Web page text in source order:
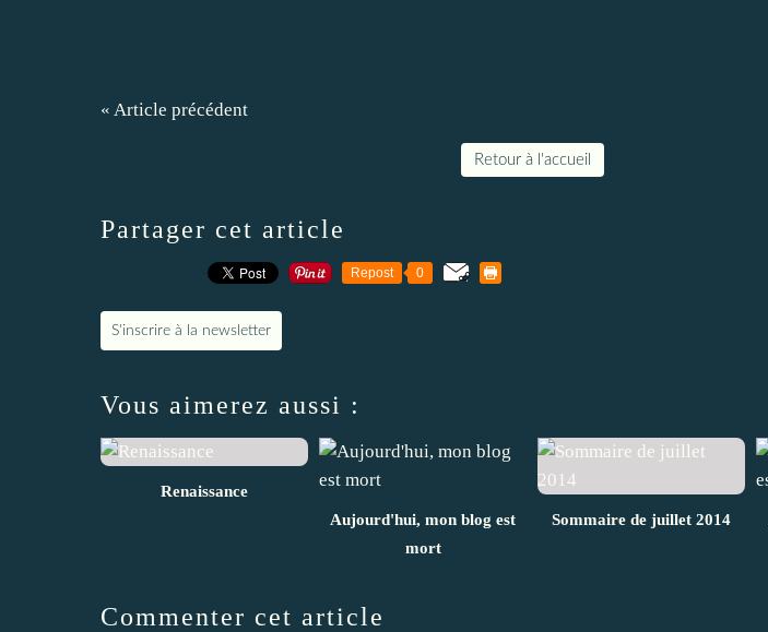
« Article précédent
Retour à l'accueil
Partager cet article
Repost 0
S'inscrire à la newsletter
Vous aimerez aussi :
Renaissance
Aujourd'hui, mon blog est
mort
Sommaire de juillet 2014
Commenter cet article